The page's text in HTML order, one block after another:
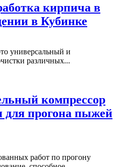
кирпича в
в Кубинке
универсальный и
различных...
компрессор
для прогона пыжей
работ по прогону